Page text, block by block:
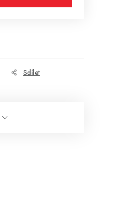
Sdílet